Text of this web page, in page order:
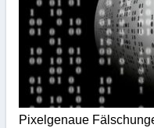
Pixelgenaue